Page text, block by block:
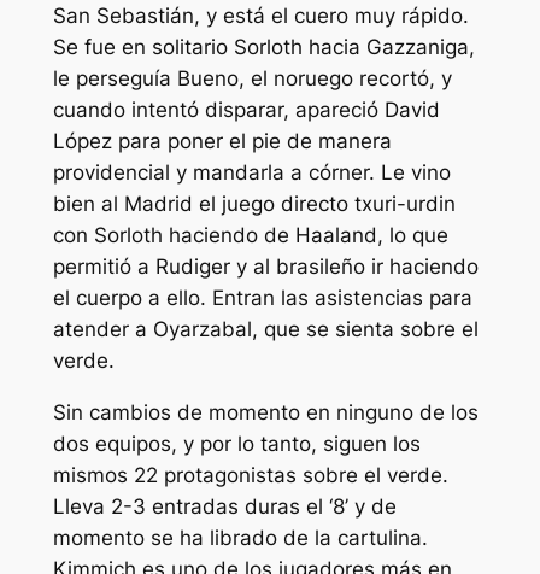
San Sebastián, y está el cuero muy rápido.
Se fue en solitario Sorloth hacia Gazzaniga,
le perseguía Bueno, el noruego recortó, y
cuando intentó disparar, apareció David
López para poner el pie de manera
providencial y mandarla a córner. Le vino
bien al Madrid el juego directo txuri-urdin
con Sorloth haciendo de Haaland, lo que
permitió a Rudiger y al brasileño ir haciendo
el cuerpo a ello. Entran las asistencias para
atender a Oyarzabal, que se sienta sobre el
verde.
Sin cambios de momento en ninguno de los
dos equipos, y por lo tanto, siguen los
mismos 22 protagonistas sobre el verde.
Lleva 2-3 entradas duras el ‘8’ y de
momento se ha librado de la cartulina.
Kimmich es uno de los jugadores más en